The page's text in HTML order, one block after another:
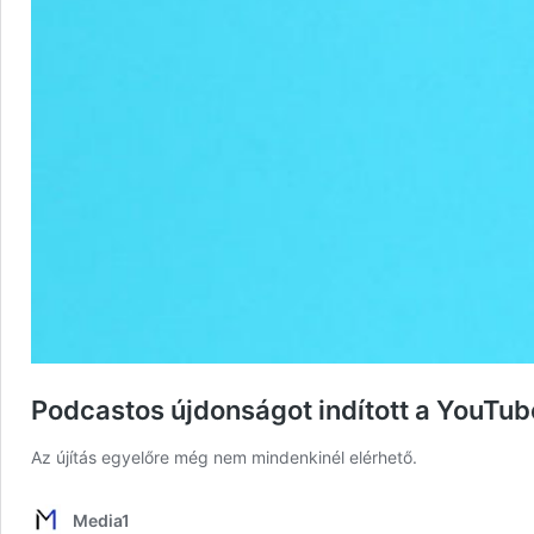
Podcastos újdonságot indított a
Az újítás egyelőre még nem mindenkinél elérhető.
Media1